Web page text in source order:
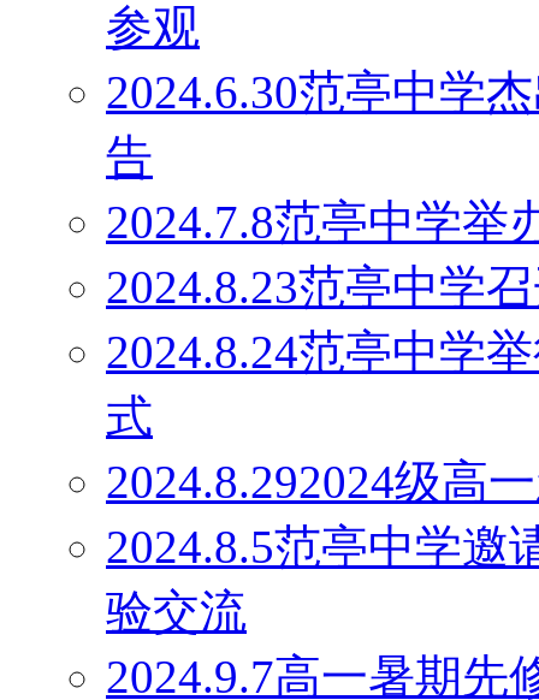
参观
2024.6.30范亭中学
告
2024.7.8范亭中学举
2024.8.23范亭中学
2024.8.24范亭中学
式
2024.8.292024级高
2024.8.5范亭中学邀
验交流
2024.9.7高一暑期先